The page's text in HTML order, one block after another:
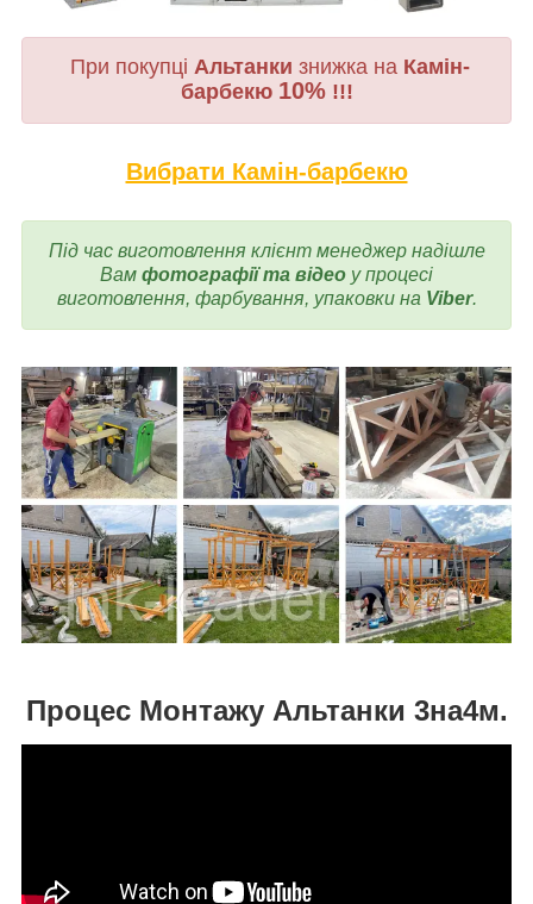
При покупці Альтанки знижка на Камін-
барбекю 10%!!!
Вибрати Камін-барбекю
Під час виготовлення клієнт менеджер надішле
Вам фотографії та відео у процесі
виготовлення, фарбування, упаковки на Viber.
Процес Монтажу Альтанки 3на4м.